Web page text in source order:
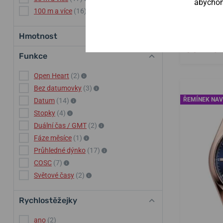
100 m a více (16)
Hmotnost
Funkce
Open Heart (2)
Bez datumovky (3)
Datum (14)
Stopky (4)
Duální čas / GMT (2)
Fáze měsíce (1)
Průhledné dýnko (17)
COSC (7)
Světové časy (2)
Rychlostěžejky
ano (2)
ŘEMÍNEK